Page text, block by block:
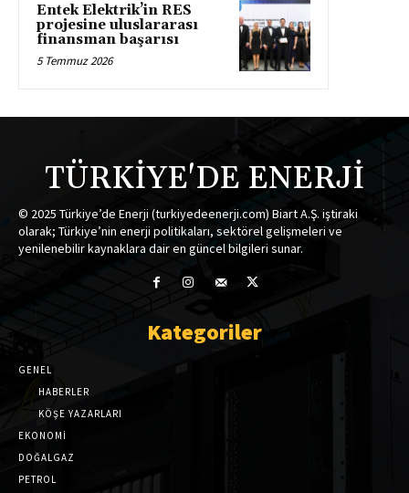
Entek Elektrik’in RES
projesine uluslararası
finansman başarısı
5 Temmuz 2026
TÜRKİYE'DE ENERJİ
© 2025 Türkiye’de Enerji (turkiyedeenerji.com) Biart A.Ş. iştiraki
olarak; Türkiye’nin enerji politikaları, sektörel gelişmeleri ve
yenilenebilir kaynaklara dair en güncel bilgileri sunar.
Kategoriler
GENEL
HABERLER
KÖŞE YAZARLARI
EKONOMİ
DOĞALGAZ
PETROL